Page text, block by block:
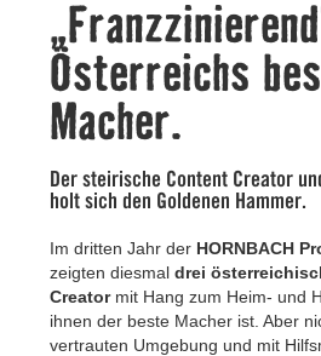
Österreichs
Macher.
Der steirische Content Creator
holt sich den Goldenen Hammer.
Im dritten Jahr der HORNBACH
zeigten diesmal drei
Creatormit Hang zum Heim- und
ihnen der beste Macher ist. Aber
vertrauten Umgebung und mit